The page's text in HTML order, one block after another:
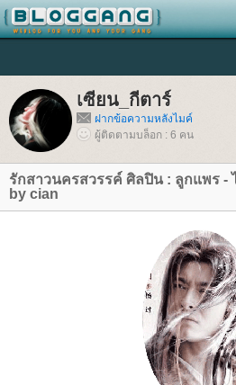
เซียน_กีตาร์
ฝากข้อความหลังไมค์
ผู้ติดตามบล็อก : 6 คน
รักสาวนครสวรรค์ ศิลปิน : ลูกแพร -
by cian